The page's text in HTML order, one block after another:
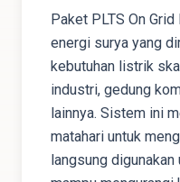
Paket PLTS On
energi surya yang
kebutuhan listrik
industri, gedung
lainnya. Sistem ini
matahari untuk
langsung